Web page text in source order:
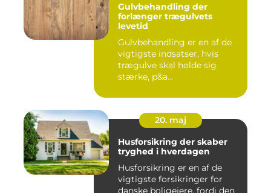
Gulvbehandling der
forlænger trægulvets
levetid
Gulvbehandling er en af de
vigtigste indsatser, hvis
trægulve skal holde sig
stærke, p&a...
20. maj
Husforsikring der skaber
tryghed i hverdagen
Husforsikring er en af de
vigtigste forsikringer for
danske boligejere, fordi den